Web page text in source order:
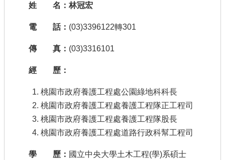
政府網站資料開放宣告
姓 名：林冠宏
電 話： (03)3396122轉301
傳 真： (03)3316101
經 歷：
桃園市政府養護工程處公園綠地科科長
桃園市政府養護工程處養護工程隊正工程司
桃園市政府養護工程處養護工程隊股長
桃園市政府養護工程處道路行政科幫工程司
學 歷： 國立中央大學土木工程(學)系碩士